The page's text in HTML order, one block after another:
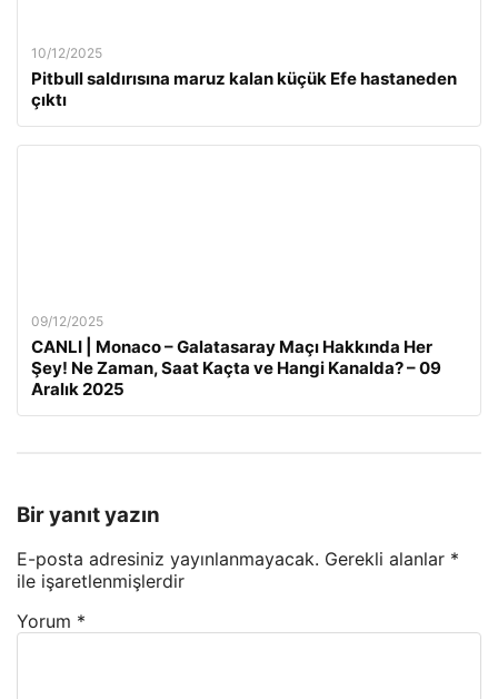
10/12/2025
Pitbull saldırısına maruz kalan küçük Efe hastaneden
çıktı
09/12/2025
CANLI | Monaco – Galatasaray Maçı Hakkında Her
Şey! Ne Zaman, Saat Kaçta ve Hangi Kanalda? – 09
Aralık 2025
Bir yanıt yazın
E-posta adresiniz yayınlanmayacak. Gerekli alanlar *
ile işaretlenmişlerdir
Yorum *